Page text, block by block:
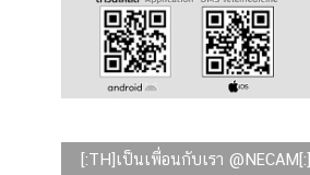
[:TH]เป็นเพื่อนกับเรา @NECAM[:]